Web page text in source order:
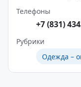
Телефоны
+7 (831)
Рубрики
Одежда –